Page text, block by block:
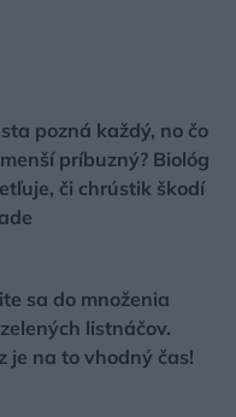
pozná každý, no čo
príbuzný? Biológ
či chrústik škodí
sa do množenia
listnáčov.
je na to vhodný čas!